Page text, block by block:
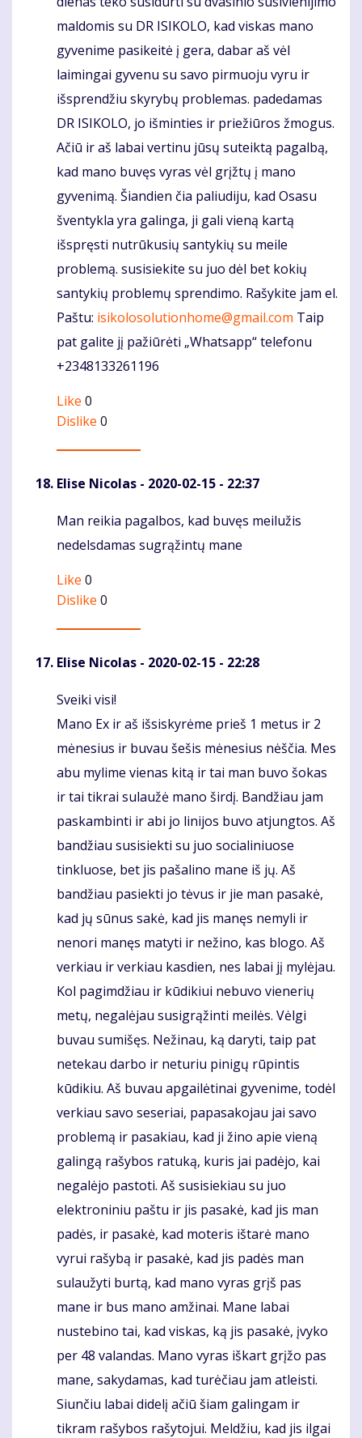
maldomis su DR ISIKOLO, kad viskas mano
gyvenime pasikeitė į gera, dabar aš vėl
laimingai gyvenu su savo pirmuoju vyru ir
išsprendžiu skyrybų problemas. padedamas
DR ISIKOLO, jo išminties ir priežiūros žmogus.
Ačiū ir aš labai vertinu jūsų suteiktą pagalbą,
kad mano buvęs vyras vėl grįžtų į mano
gyvenimą. Šiandien čia paliudiju, kad Osasu
šventykla yra galinga, ji gali vieną kartą
išspręsti nutrūkusių santykių su meile
problemą. susisiekite su juo dėl bet kokių
santykių problemų sprendimo. Rašykite jam el.
Paštu: isikolosolutionhome@gmail.com Taip
pat galite jį pažiūrėti „Whatsapp“ telefonu
+2348133261196
Like 0
Dislike 0
Elise Nicolas - 2020-02-15 - 22:37
Komentaras
Man reikia pagalbos, kad buvęs meilužis
nedelsdamas sugrąžintų mane
Like 0
Dislike 0
Elise Nicolas - 2020-02-15 - 22:28
Komentaras
Sveiki visi!
Mano Ex ir aš išsiskyrėme prieš 1 metus ir 2
mėnesius ir buvau šešis mėnesius nėščia. Mes
abu mylime vienas kitą ir tai man buvo šokas
ir tai tikrai sulaužė mano širdį. Bandžiau jam
paskambinti ir abi jo linijos buvo atjungtos. Aš
bandžiau susisiekti su juo socialiniuose
tinkluose, bet jis pašalino mane iš jų. Aš
bandžiau pasiekti jo tėvus ir jie man pasakė,
kad jų sūnus sakė, kad jis manęs nemyli ir
nenori manęs matyti ir nežino, kas blogo. Aš
verkiau ir verkiau kasdien, nes labai jį mylėjau.
Kol pagimdžiau ir kūdikiui nebuvo vienerių
metų, negalėjau susigrąžinti meilės. Vėlgi
buvau sumišęs. Nežinau, ką daryti, taip pat
netekau darbo ir neturiu pinigų rūpintis
kūdikiu. Aš buvau apgailėtinai gyvenime, todėl
verkiau savo seseriai, papasakojau jai savo
problemą ir pasakiau, kad ji žino apie vieną
galingą rašybos ratuką, kuris jai padėjo, kai
negalėjo pastoti. Aš susisiekiau su juo
elektroniniu paštu ir jis pasakė, kad jis man
padės, ir pasakė, kad moteris ištarė mano
vyrui rašybą ir pasakė, kad jis padės man
sulaužyti burtą, kad mano vyras grįš pas
mane ir bus mano amžinai. Mane labai
nustebino tai, kad viskas, ką jis pasakė, įvyko
per 48 valandas. Mano vyras iškart grįžo pas
mane, sakydamas, kad turėčiau jam atleisti.
Siunčiu labai didelį ačiū šiam galingam ir
tikram rašybos rašytojui. Meldžiu, kad jis ilgai